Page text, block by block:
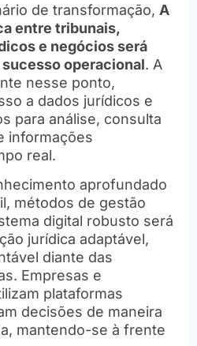
de transformação, A
entre tribunais,
e negócios será
operacional. A
nesse ponto,
a dados jurídicos e
para análise, consulta
informações
real.
aprofundado
métodos de gestão
digital robusto será
jurídica adaptável,
diante das
Empresas e
plataformas
decisões de maneira
mantendo-se à frente